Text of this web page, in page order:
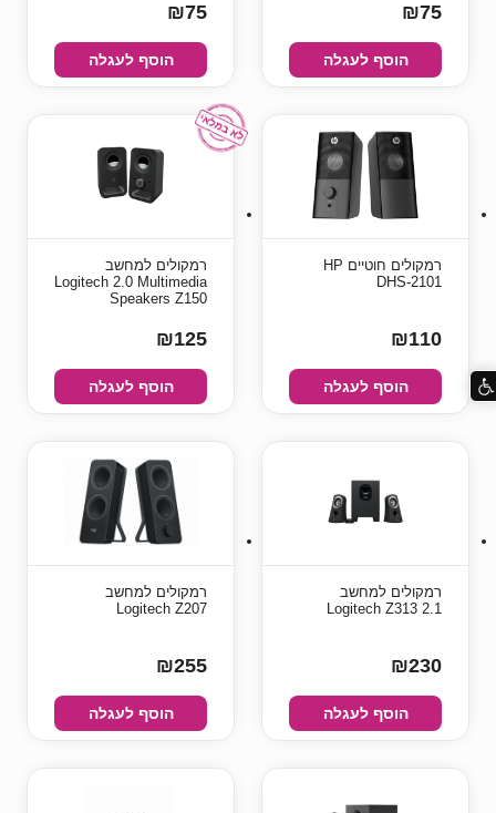
₪75
הוסף לעגלה
₪75
הוסף לעגלה
רמקולים חוטיים HP
DHS-2101
₪110
הוסף לעגלה
רמקולים למחשב
Logitech 2.0 Multimedia
Speakers Z150
₪125
הוסף לעגלה
רמקולים למחשב
Logitech Z313 2.1
₪230
הוסף לעגלה
רמקולים למחשב
Logitech Z207
₪255
הוסף לעגלה